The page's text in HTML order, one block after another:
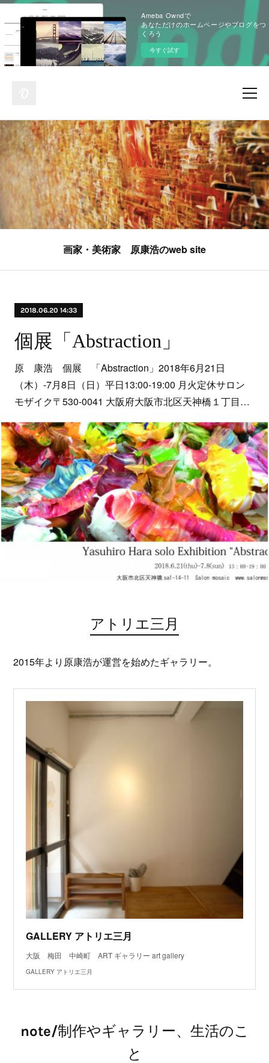
Ameba Owndで
あなただけのホームページやブログをつ
くろう
今すぐ試す
画家・美術家 原康浩のweb site
2018.06.20 14:33
個展「Abstraction」
原 康浩 個展 「Abstraction」2018年6月21日
（木）-7月8日（日）平日13:00-19:00 月火定休サロン
モザイク〒530-0041 大阪府大阪市北区天神橋１丁目…
アトリエ三月
2015年より原康浩が運営を始めたギャラリー。
GALLERY アトリエ三月
大阪 梅田 中崎町 ART ギャラリー art gallery
GALLERY アトリエ三月
note/制作やギャラリー、生活のこ
と